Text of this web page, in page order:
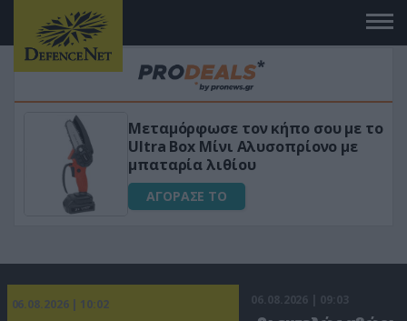
Μεταμόρφωσε τον κήπο σου με το
Ultra Box Μίνι Αλυσοπρίονο με
μπαταρία λιθίου
ΑΓΟΡΑΣΕ ΤΟ
06.08.2026 | 10:02 06.08.2026 | 09:03